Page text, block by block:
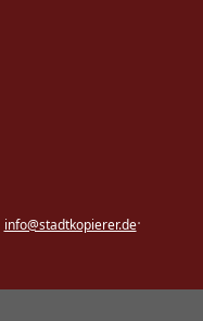
info@stadtkopierer.de·